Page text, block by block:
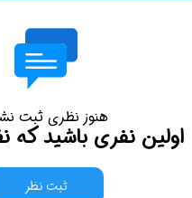
هنوز نظری ثبت
اولین نفری باشید
ثبت نظر